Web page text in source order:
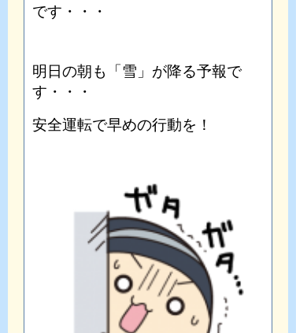
です・・・
明日の朝も「雪」が降る予報で
す・・・
安全運転で早めの行動を！